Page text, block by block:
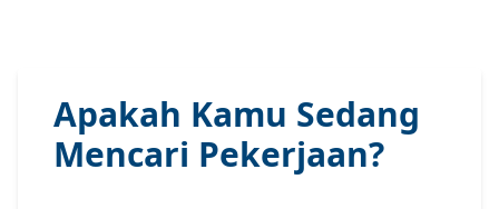
Apakah Kamu Sedang
Mencari Pekerjaan?